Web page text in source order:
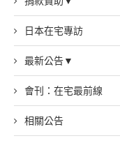
日本在宅專訪
最新公告▼
會刊：在宅最前線
相關公告